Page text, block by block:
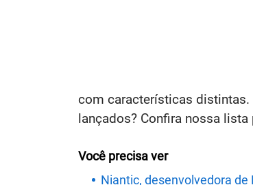
com características
lançados? Confira nossa lista
Você precisa ver
Niantic, desenvolvedora